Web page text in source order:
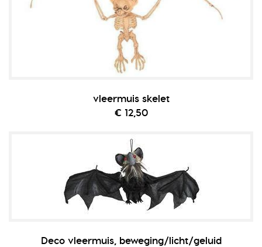
vleermuis skelet
€ 12,50
Deco vleermuis, beweging/licht/geluid